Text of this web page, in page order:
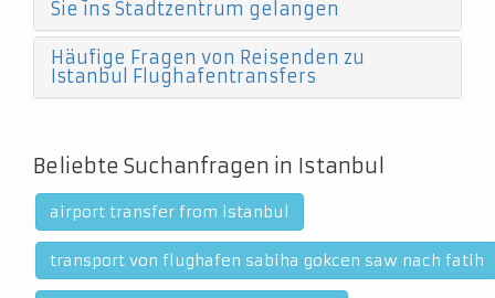
Sie ins Stadtzentrum gelangen
Häufige Fragen von Reisenden zu
Istanbul Flughafentransfers
Beliebte Suchanfragen in Istanbul
airport transfer from istanbul
transport von flughafen sabiha gokcen saw nach fatih